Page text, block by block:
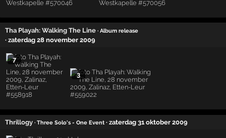
Tha Playah: Walking The Line · Album release
· zaterdag 28 november 2009
7
3
Thrillogy · Three Solo's - One Event · zaterdag 31 oktober 2009